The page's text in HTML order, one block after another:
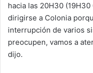
hacia las 20H30
dirigirse a Colonia
interrupción de varios
preocupen, vamos a
dijo.